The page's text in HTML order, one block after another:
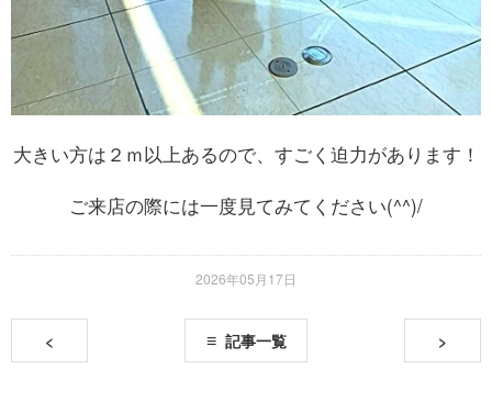
大きい方は２ｍ以上あるので、すごく迫力があります！
ご来店の際には一度見てみてください(^^)/
2026年05月17日
< 記事一覧 >